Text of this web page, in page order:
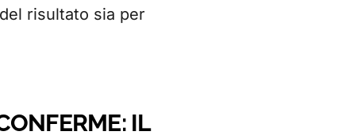
risultato sia per
IL